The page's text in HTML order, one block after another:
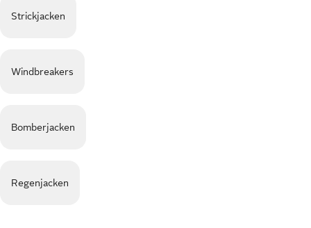
Strickjacken
Windbreakers
Bomberjacken
Regenjacken